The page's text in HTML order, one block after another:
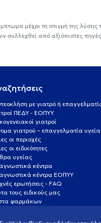
μέχρι τη στιγμή της λύσης
συλλεχθεί από αξιόπιστες
με γιατρό ή
ΠΕΔΥ - ΕΟΠΥΥ
γιατροί
γιατρού – επαγγελματία
οι περιοχές
οι ειδικότητες
υγείας
κέντρα
κέντρα ΕΟΠΥΥ
ερωτήσεις - FAQ
τους ειδικούς μας
φαρμάκων